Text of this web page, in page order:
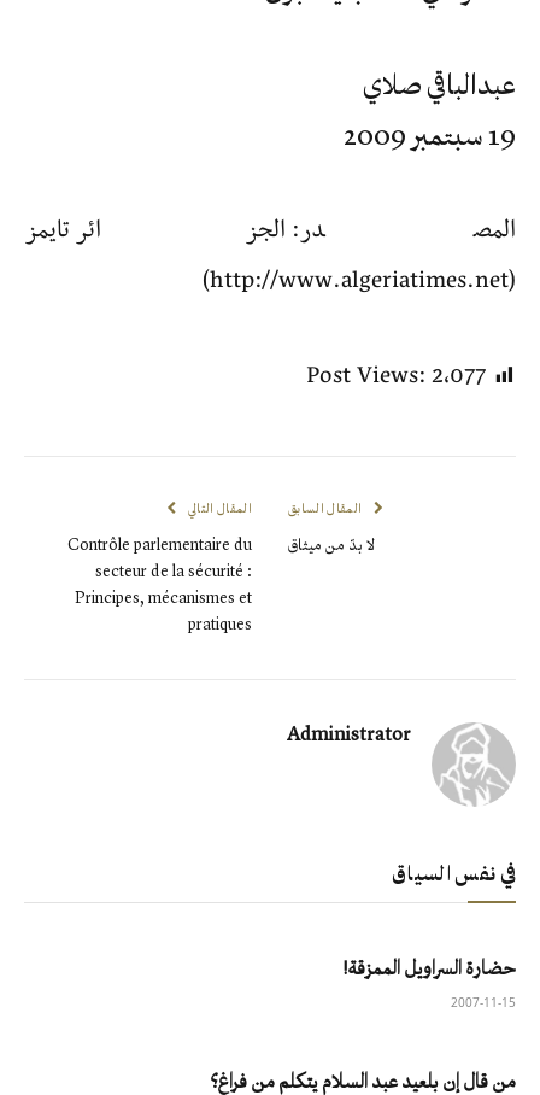
عبدالباقي صلاي
19 سبتمبر 2009
المصدر: الجزائر تايمز
(http://www.algeriatimes.net)
Post Views:2٬077
المقال السابق
لا بدّ من ميثاق
المقال التالي
Contrôle parlementaire du
secteur de la sécurité :
Principes, mécanismes et
pratiques
Administrator
في نفس السياق
حضارة السراويل الممزقة!
2007-11-15
من قال إن بلعيد عبد السلام يتكلم من فراغ؟